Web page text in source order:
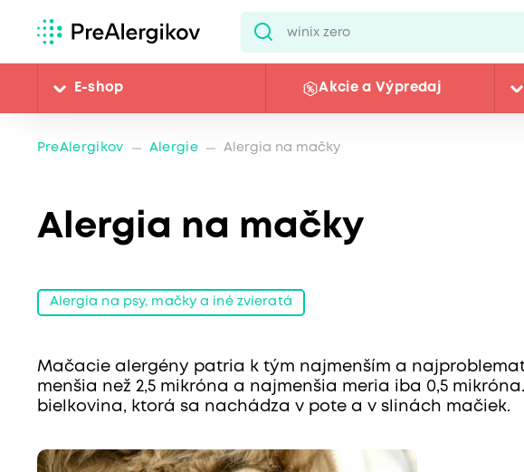
E-shop Akcie a Výpredaj
PreAlergikov Alergie Alergia na mačky
Alergia na mačky
Alergia na psy, mačky a iné zvieratá
Mačacie alergény patria k tým najmenším a
menšia než 2,5 mikróna a najmenšia meria iba 0,5
bielkovina, ktorá sa nachádza v pote a v slinách mačiek.